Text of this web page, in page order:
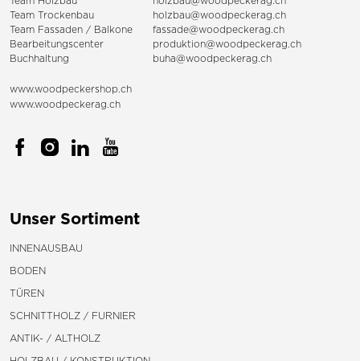
Team Trockenbau
holzbau@woodpeckerag.ch
Team Fassaden / Balkone
fassade@woodpeckerag.ch
Bearbeitungscenter
produktion@woodpeckerag.ch
Buchhaltung
buha@woodpeckerag.ch
www.woodpeckershop.ch
www.woodpeckerag.ch
Unser Sortiment
INNENAUSBAU
BODEN
TÜREN
SCHNITTHOLZ / FURNIER
ANTIK- / ALTHOLZ